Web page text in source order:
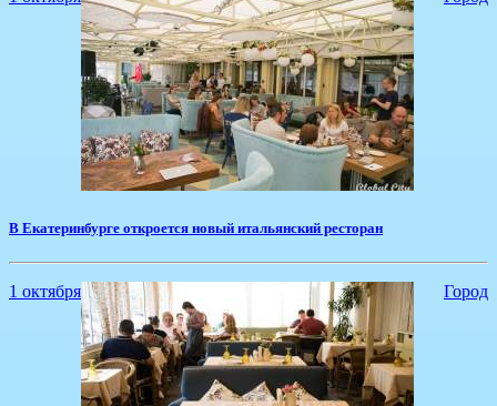
​В Екатеринбурге откроется новый итальянский ресторан
1 октября Город